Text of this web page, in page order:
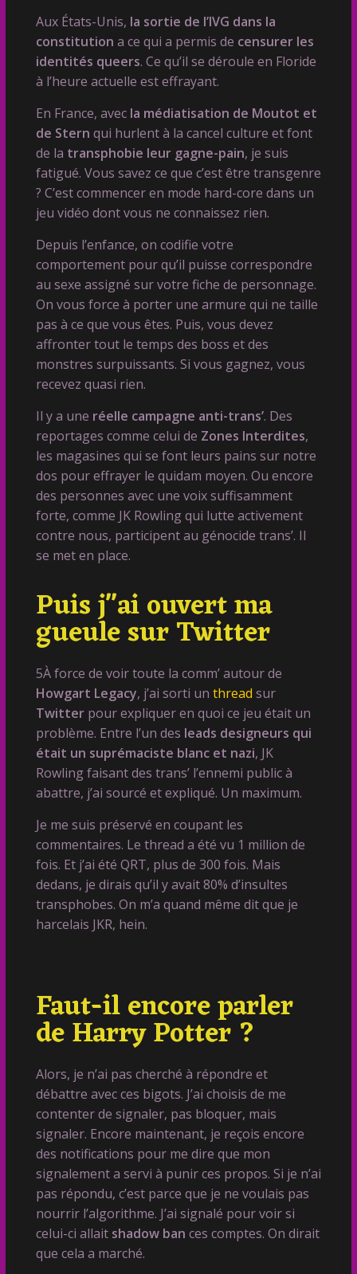
Aux États-Unis, la sortie de l’IVG dans la
constitution a ce qui a permis de censurer les
identités queers. Ce qu’il se déroule en Floride
à l’heure actuelle est effrayant.
En France, avec la médiatisation de Moutot et
de Stern qui hurlent à la cancel culture et font
de la transphobie leur gagne-pain, je suis
fatigué. Vous savez ce que c’est être transgenre
? C’est commencer en mode hard-core dans un
jeu vidéo dont vous ne connaissez rien.
Depuis l’enfance, on codifie votre
comportement pour qu’il puisse correspondre
au sexe assigné sur votre fiche de personnage.
On vous force à porter une armure qui ne taille
pas à ce que vous êtes. Puis, vous devez
affronter tout le temps des boss et des
monstres surpuissants. Si vous gagnez, vous
recevez quasi rien.
Il y a une réelle campagne anti-trans’. Des
reportages comme celui de Zones Interdites,
les magasines qui se font leurs pains sur notre
dos pour effrayer le quidam moyen. Ou encore
des personnes avec une voix suffisamment
forte, comme JK Rowling qui lutte activement
contre nous, participent au génocide trans’. Il
se met en place.
Puis j''ai ouvert ma
gueule sur Twitter
5À force de voir toute la comm’ autour de
Howgart Legacy, j’ai sorti un thread sur
Twitterpour expliquer en quoi ce jeu était un
problème. Entre l’un des leads designeurs qui
était un suprémaciste blanc et nazi, JK
Rowling faisant des trans’ l’ennemi public à
abattre, j’ai sourcé et expliqué. Un maximum.
Je me suis préservé en coupant les
commentaires. Le thread a été vu 1 million de
fois. Et j’ai été QRT, plus de 300 fois. Mais
dedans, je dirais qu’il y avait 80% d’insultes
transphobes. On m’a quand même dit que je
harcelais JKR, hein.
Faut-il encore parler
de Harry Potter ?
Alors, je n’ai pas cherché à répondre et
débattre avec ces bigots. J’ai choisis de me
contenter de signaler, pas bloquer, mais
signaler. Encore maintenant, je reçois encore
des notifications pour me dire que mon
signalement a servi à punir ces propos. Si je n’ai
pas répondu, c’est parce que je ne voulais pas
nourrir l’algorithme. J’ai signalé pour voir si
celui-ci allait shadow ban ces comptes. On dirait
que cela a marché.